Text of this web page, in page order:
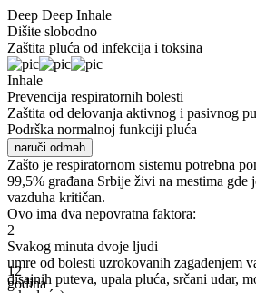
Deep Deep Inhale
Dišite slobodno
Zaštita pluća od infekcija i toksina
Inhale
Prevencija respiratornih bolesti
Zaštita od delovanja aktivnog i pasivnog
Podrška normalnoj funkciji pluća
naruči odmah
Zašto je respiratornom sistemu potrebna
99,5% građana Srbije živi na mestima gde
vazduha kritičan.
Ovo ima dva nepovratna faktora:
2
Svakog minuta dvoje ljudi
umre od bolesti uzrokovanih zagađenjem
disajnih puteva, upala pluća, srčani udar,
12
godina